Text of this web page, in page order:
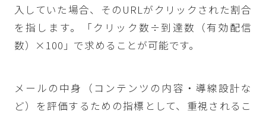
入していた場合、そのURLがクリックされた割合
を指します。「クリック数÷到達数（有効配信
数）×100」で求めることが可能です。
メールの中身（コンテンツの内容・導線設計な
ど）を評価するための指標として、重視されるこ